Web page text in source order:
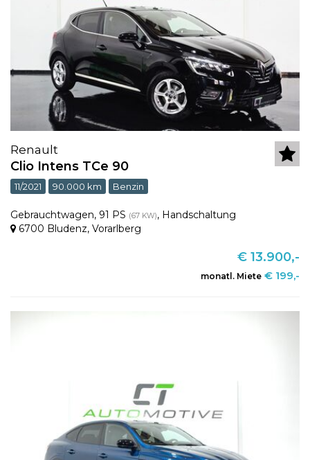
Renault
Clio Intens TCe 90
11/2021 90.000 km Benzin
Gebrauchtwagen, 91 PS (67 KW), Handschaltung
6700 Bludenz, Vorarlberg
€ 13.900,-
monatl. Miete € 199,-